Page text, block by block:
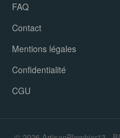
FAQ
Contact
Mentions légales
Confidentialité
CGU